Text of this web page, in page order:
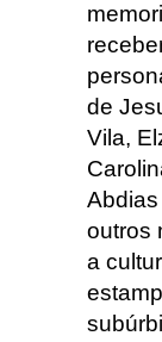
de
Vila,
outros
a